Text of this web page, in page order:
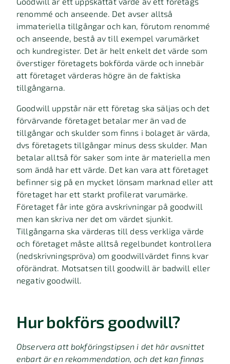
renommé och anseende. Det avser alltså
immateriella tillgångar och kan, förutom renommé
och anseende, bestå av till exempel varumärket
och kundregister. Det är helt enkelt det värde som
överstiger företagets bokförda värde och innebär
att företaget värderas högre än de faktiska
tillgångarna.
Goodwill uppstår när ett företag ska säljas och det
förvärvande företaget betalar mer än vad de
tillgångar och skulder som finns i bolaget är värda,
dvs företagets tillgångar minus dess skulder. Man
betalar alltså för saker som inte är materiella men
som ändå har ett värde. Det kan vara att företaget
befinner sig på en mycket lönsam marknad eller att
företaget har ett starkt profilerat varumärke.
Företaget får inte göra avskrivningar på goodwill
men kan skriva ner det om värdet sjunkit.
Tillgångarna ska värderas till dess verkliga värde
och företaget måste alltså regelbundet kontrollera
(nedskrivningspröva) om goodwillvärdet finns kvar
oförändrat. Motsatsen till goodwill är badwill eller
negativ goodwill.
Hur bokförs goodwill?
Observera att bokföringstipsen i det här avsnittet
enbart är en rekommendation, och det kan finnas